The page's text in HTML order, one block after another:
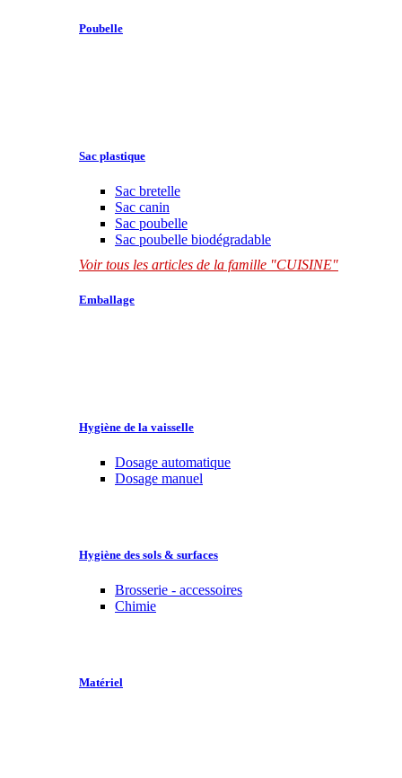
Poubelle
Sac plastique
Sac bretelle
Sac canin
Sac poubelle
Sac poubelle biodégradable
Voir tous les articles de la famille "CUISINE"
Emballage
Hygiène de la vaisselle
Dosage automatique
Dosage manuel
Hygiène des sols & surfaces
Brosserie - accessoires
Chimie
Matériel